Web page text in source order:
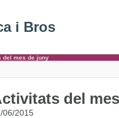
i Bros
del mes de juny
del
06/2015